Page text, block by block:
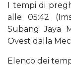
I tempi di
alle 05:42
Subang Jaya
Ovest dalla
Elenco dei